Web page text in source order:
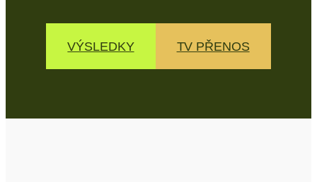
VÝSLEDKY TV PŘENOS